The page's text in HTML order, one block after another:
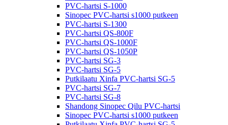
PVC-hartsi S-1000
Sinopec PVC-hartsi s1000 putkeen
PVC-hartsi S-1300
PVC-hartsi QS-800F
PVC-hartsi QS-1000F
PVC-hartsi QS-1050P
PVC-hartsi SG-3
PVC-hartsi SG-5
Putkilaatu Xinfa PVC-hartsi SG-5
PVC-hartsi SG-7
PVC-hartsi SG-8
Shandong Sinopec Qilu PVC-hartsi
Sinopec PVC-hartsi s1000 putkeen